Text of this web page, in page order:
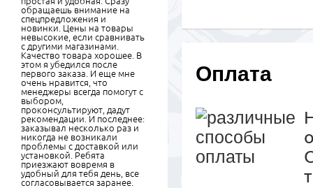
Оплата
обращаешь внимание на
спецпредложения и
новинки. Цены на товары
невысокие, если сравнивать
с другими магазинами.
Качество товара хорошее. В
этом я убедился после
первого заказа. И еще мне
очень нравится, что
менеджеры всегда помогут с
выбором,
проконсультируют, дадут
рекомендации. И последнее:
заказывал несколько раз и
никогда не возникали
проблемы с доставкой или
установкой. Ребята
приезжают вовремя в
удобный для тебя день, все
согласовывается заранее.